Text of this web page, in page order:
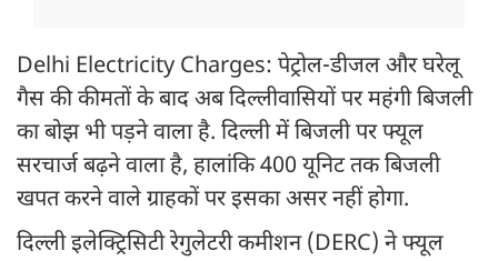
Delhi Electricity Charges: पेट्रोल-डीजल और घरेलू
गैस की कीमतों के बाद अब दिल्लीवासियों पर महंगी बिजली
का बोझ भी पड़ने वाला है. दिल्ली में बिजली पर फ्यूल
सरचार्ज बढ़ने वाला है, हालांकि 400 यूनिट तक बिजली
खपत करने वाले ग्राहकों पर इसका असर नहीं होगा.
दिल्ली इलेक्ट्रिसिटी रेगुलेटरी कमीशन (DERC) ने फ्यूल